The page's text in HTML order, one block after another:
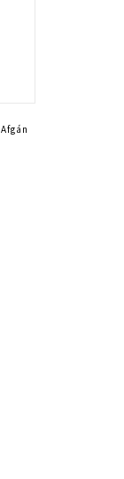
Afgán